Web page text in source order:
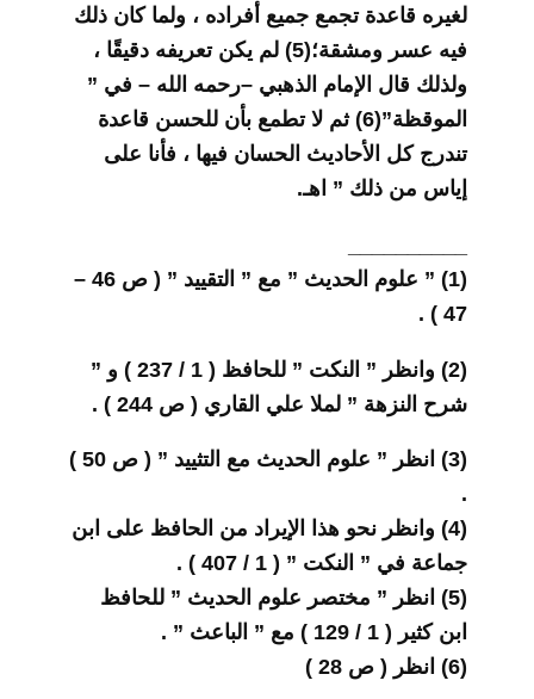
لغيره قاعدة تجمع جميع أفراده ، ولما كان ذلك
فيه عسر ومشقة؛(5) لم يكن تعريفه دقيقًا ،
ولذلك قال الإمام الذهبي –رحمه الله – في ”
الموقظة”(6) ثم لا تطمع بأن للحسن قاعدة
تندرج كل الأحاديث الحسان فيها ، فأنا على
إياس من ذلك ” اهـ.
(1) ” علوم الحديث ” مع ” التقييد ” ( ص 46 –
47 ) .
(2) وانظر ” النكت ” للحافظ ( 1 / 237 ) و ”
شرح النزهة ” لملا علي القاري ( ص 244 ) .
(3) انظر ” علوم الحديث مع التثييد ” ( ص 50 )
.
(4) وانظر نحو هذا الإيراد من الحافظ على ابن
جماعة في ” النكت ” ( 1 / 407 ) .
(5) انظر ” مختصر علوم الحديث ” للحافظ
ابن كثير ( 1 / 129 ) مع ” الباعث ” .
(6) انظر ( ص 28 )